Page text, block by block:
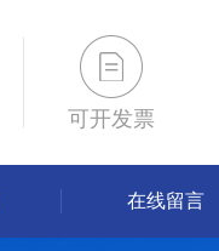
可开发票
在线留言